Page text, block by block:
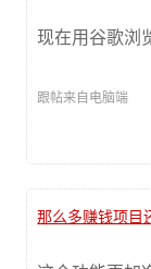
现在用谷歌浏
跟帖来自电脑端
那么多赚钱项目